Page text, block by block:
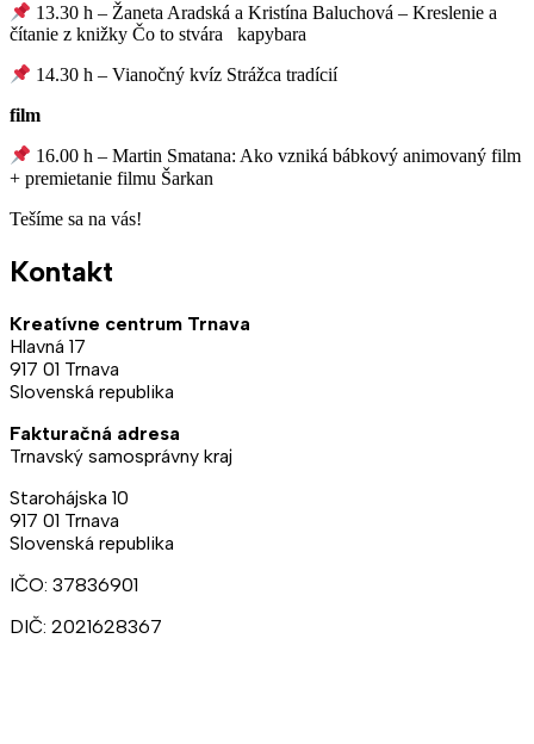
13.30 h – Žaneta Aradská a Kristína Baluchová – Kreslenie a
čítanie z knižky Čo to stvára kapybara
14.30 h – Vianočný kvíz Strážca tradícií
film
16.00 h – Martin Smatana: Ako vzniká bábkový animovaný film
+ premietanie filmu Šarkan
Tešíme sa na vás!
Kontakt
Kreatívne centrum Trnava
Hlavná 17
917 01 Trnava
Slovenská republika
Fakturačná adresa
Trnavský samosprávny kraj
Starohájska 10
917 01 Trnava
Slovenská republika
IČO: 37836901
DIČ: 2021628367